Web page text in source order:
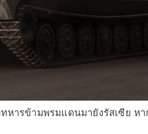
หารข้ามพรมแดนมายังรัสเซีย ห